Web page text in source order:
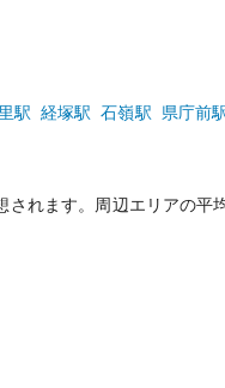
駅 経塚駅 石嶺駅 県庁前
されます。周辺エリアの平